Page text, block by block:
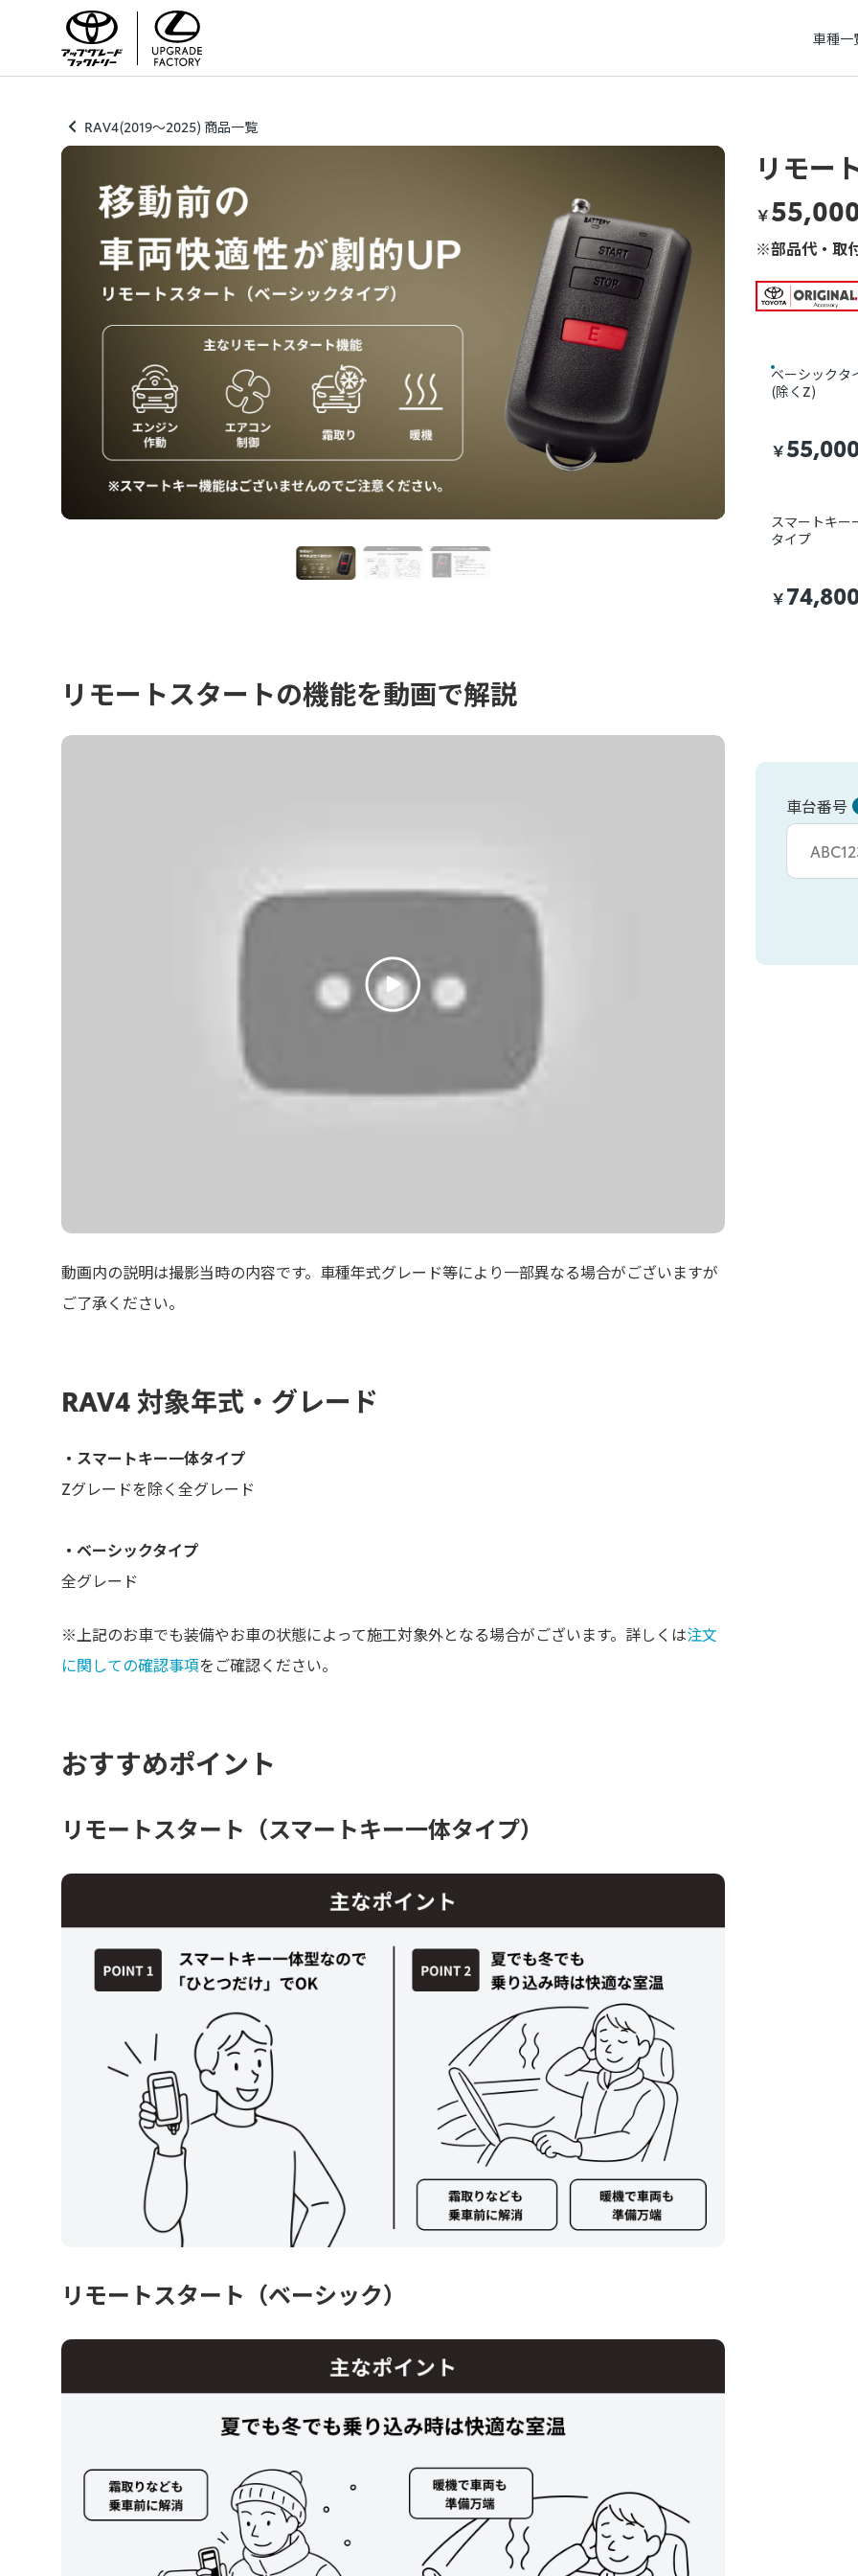
車種一
RAV4(2019～2025) 商品一覧
リモー
￥
※部品代・取
ベーシックタ
(除くZ)
￥
スマートキー
タイプ
￥
車台番号
車台カタシキ入
リモートスタートの機能を動画で解説
動画内の説明は撮影当時の内容です。車種年式グレード等により一部異なる場合がございますが
ご了承ください。
RAV4 対象年式・グレード
・スマートキー一体タイプ
Zグレードを除く全グレード
・ベーシックタイプ
全グレード
※上記のお車でも装備やお車の状態によって施工対象外となる場合がございます。詳しくは注文
に関しての確認事項をご確認ください。
おすすめポイント
リモートスタート（スマートキー一体タイプ）
リモートスタート（ベーシック）